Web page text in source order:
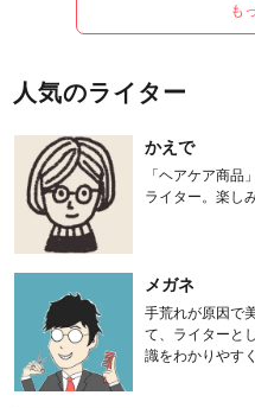
も
人気のライター
かえで
「ヘアケア商
ライター。楽し
メガネ
手荒れが原因で
て、ライターと
識をわかりやす